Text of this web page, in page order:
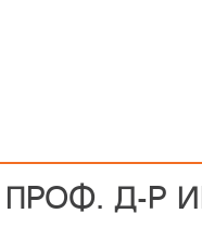
ПРОФ. Д-Р